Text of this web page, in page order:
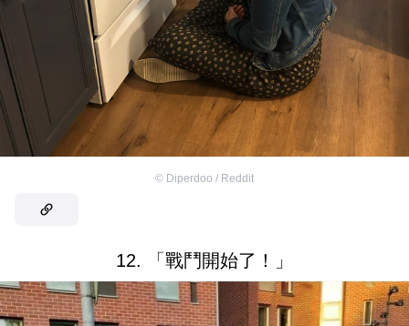
© Diperdoo / Reddit
12. 「戰鬥開始了！」